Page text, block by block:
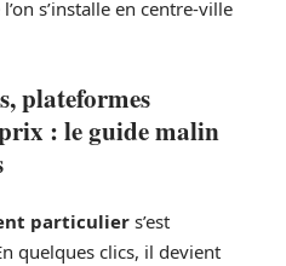
s’installe en centre-ville
plateformes
: le guide malin
particuliers’est
quelques clics, il devient